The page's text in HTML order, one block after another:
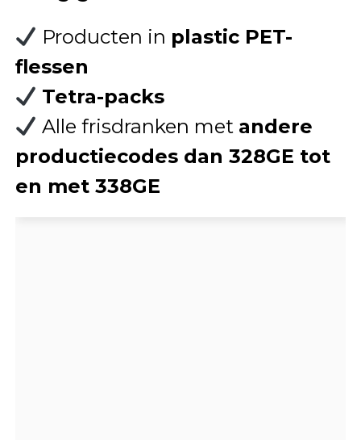
Producten in plastic PET-
flessen
Tetra-packs
Alle frisdranken met andere
productiecodes dan 328GE tot
en met 338GE